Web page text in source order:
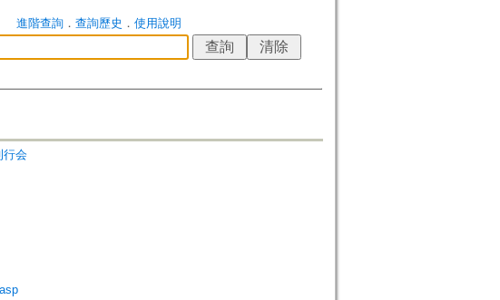
進階查詢． 查詢歷史 ． 使用說明
行会